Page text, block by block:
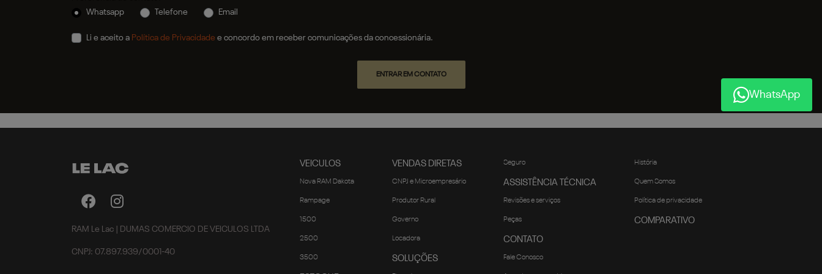
Whatsapp
Telefone Email
Li e aceito a Política de Privacidade e concordo em receber comunicações da concessionária.
ENTRAR EM CONTATO
RAM Le Lac | DUMAS COMERCIO DE VEICULOS LTDA
CNPJ: 07.897.939/0001-40
VEICULOS
Nova RAM Dakota
Rampage
1500
2500
3500
VENDAS DIRETAS
CNPJ e Microempresário
Produtor Rural
Governo
Locadora
SOLUÇÕES
Seguro
ASSISTÊNCIA TÉCNICA
Revisões e serviços
Peças
CONTATO
Fale Conosco
História
Quem Somos
Política de privacidade
COMPARATIVO
WhatsApp